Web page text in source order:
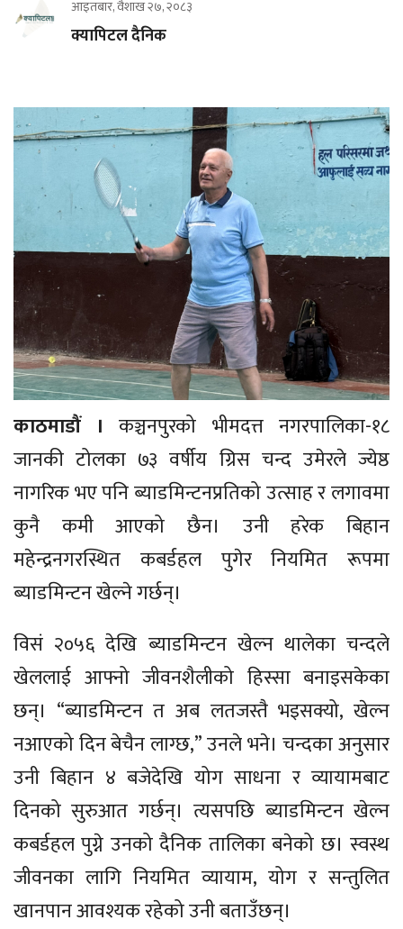
आइतबार, वैशाख २७, २०८३
क्यापिटल दैनिक
काठमाडौं । कञ्चनपुरको भीमदत्त नगरपालिका-१८
जानकी टोलका ७३ वर्षीय ग्रिस चन्द उमेरले ज्येष्ठ
नागरिक भए पनि ब्याडमिन्टनप्रतिको उत्साह र लगावमा
कुनै कमी आएको छैन। उनी हरेक बिहान
महेन्द्रनगरस्थित कबर्डहल पुगेर नियमित रूपमा
ब्याडमिन्टन खेल्ने गर्छन्।
विसं २०५६ देखि ब्याडमिन्टन खेल्न थालेका चन्दले
खेललाई आफ्नो जीवनशैलीको हिस्सा बनाइसकेका
छन्। “ब्याडमिन्टन त अब लतजस्तै भइसक्यो, खेल्न
नआएको दिन बेचैन लाग्छ,” उनले भने। चन्दका अनुसार
उनी बिहान ४ बजेदेखि योग साधना र व्यायामबाट
दिनको सुरुआत गर्छन्। त्यसपछि ब्याडमिन्टन खेल्न
कबर्डहल पुग्ने उनको दैनिक तालिका बनेको छ। स्वस्थ
जीवनका लागि नियमित व्यायाम, योग र सन्तुलित
खानपान आवश्यक रहेको उनी बताउँछन्।